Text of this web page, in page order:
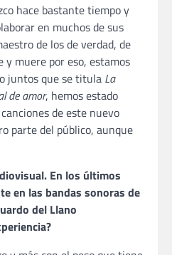
hace bastante tiempo y
en muchos de sus
de los de verdad, de
y muere por eso, estamos
juntos que se titula La
de amor, hemos estado
de este nuevo
parte del público, aunque
En los últimos
en las bandas sonoras de
del Llano